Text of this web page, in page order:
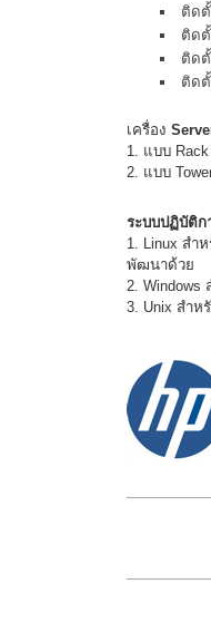
ติดตั้
ติดตั้
ติดตั้
ติดตั้
เครื่อง
1. แบบ
2. แบบ
ระบบปฏิบัติก
1. Linux สำ
พัฒนาด้วย
2. Windows
3. Unix สำห